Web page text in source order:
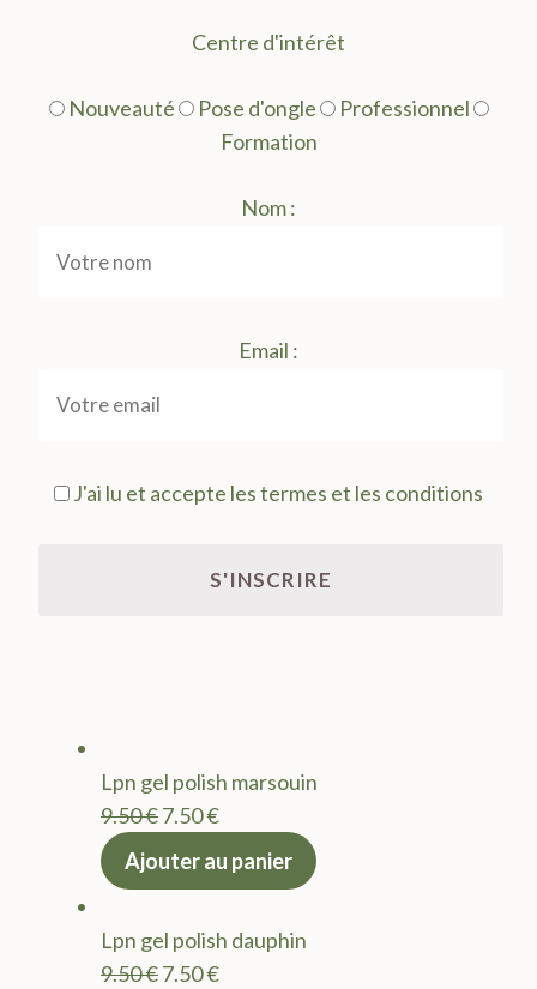
Centre d'intérêt
Nouveauté Pose d'ongle
Professionnel
Formation
Nom :
Email :
J'ai lu et accepte les termes et les conditions
Lpn gel polish marsouin
9.50€Le
prix
9.50 €.
7.50€Le
actuel
7.50 €.
Ajouter au panier
Lpn gel polish dauphin
9.50€Le
7.50€Le